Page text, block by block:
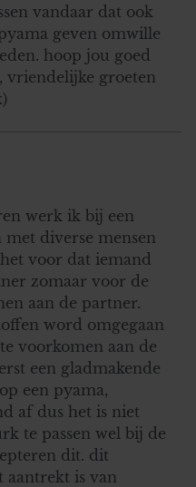
vandaar dat ook
geven omwille
hoop jou goed
vriendelijke groeten
werk ik bij een
diverse mensen
voor dat iemand
zomaar voor de
aan de partner.
word omgegaan
voorkomen aan de
een gladmakende
een pyama,
af dus het is niet
te passen wel bij de
dit. dit
aantrekt is van